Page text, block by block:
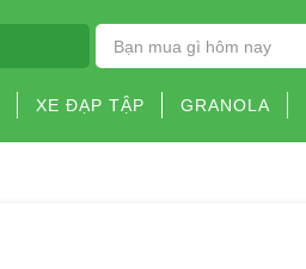
XE ĐẠP TẬP GRANOLA